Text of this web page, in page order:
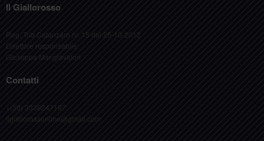
Il Giallorosso
Reg. Trib Catanzaro nr. 15 del 25-10-2012
Direttore responsabile:
Giuseppe Mangiavalori
Contatti
+(39) 3338247197
ilgiallorossonline@gmail.com